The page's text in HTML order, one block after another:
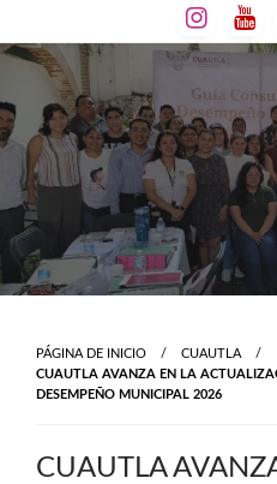
al
contenido
PÁGINA DE INICIO
CUAUTLA
CUAUTLA AVANZA EN LA
DESEMPEÑO MUNICIPAL 2026
CUAUTLA